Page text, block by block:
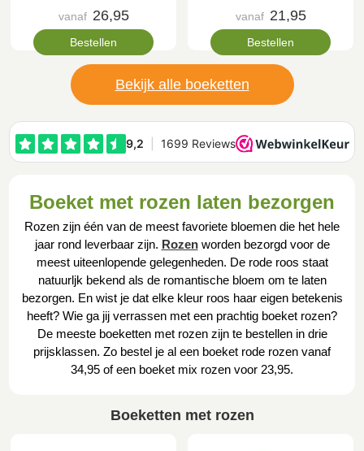
vanaf 26,95
Bestellen
vanaf 21,95
Bestellen
Bekijk alle boeketten
Boeket met rozen laten bezorgen
Rozen zijn één van de meest favoriete bloemen die het hele
jaar rond leverbaar zijn. Rozenworden bezorgd voor de
meest uiteenlopende gelegenheden. De rode roos staat
natuurljk bekend als de romantische bloem om te laten
bezorgen. En wist je dat elke kleur roos haar eigen betekenis
heeft? Wie ga jij verrassen met een prachtig boeket rozen?
De meeste boeketten met rozen zijn te bestellen in drie
prijsklassen. Zo bestel je al een boeket rode rozen vanaf
34,95 of een boeket mix rozen voor 23,95.
Boeketten met rozen